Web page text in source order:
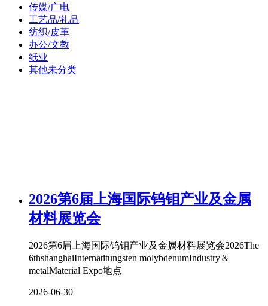
传媒/广电
工艺品/礼品
纺织/皮革
办公/文教
纸业
其他未分类
2026第6届上海国际钨钼产业及金属
材料展览会
2026第6届上海国际钨钼产业及金属材料展览会2026The
6thshanghaiInternatitungsten molybdenumIndustry＆
metalMaterial Expo地点
2026-06-30